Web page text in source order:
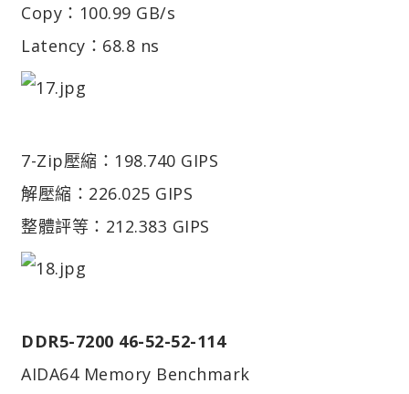
Copy：100.99 GB/s
Latency：68.8 ns
7-Zip壓縮：198.740 GIPS
解壓縮：226.025 GIPS
整體評等：212.383 GIPS
DDR5-7200 46-52-52-114
AIDA64 Memory Benchmark